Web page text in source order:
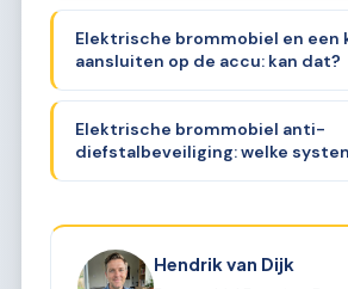
Elektrische brommobiel en een
aansluiten op de accu: kan dat?
Elektrische brommobiel anti-
diefstalbeveiliging: welke
Hendrik van Dijk